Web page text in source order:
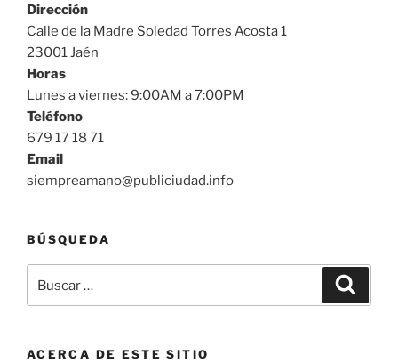
Dirección
Calle de la Madre Soledad Torres Acosta 1
23001 Jaén
Horas
Lunes a viernes: 9:00AM a 7:00PM
Teléfono
679 17 18 71
Email
siempreamano@publiciudad.info
BÚSQUEDA
por:
ACERCA DE ESTE SITIO